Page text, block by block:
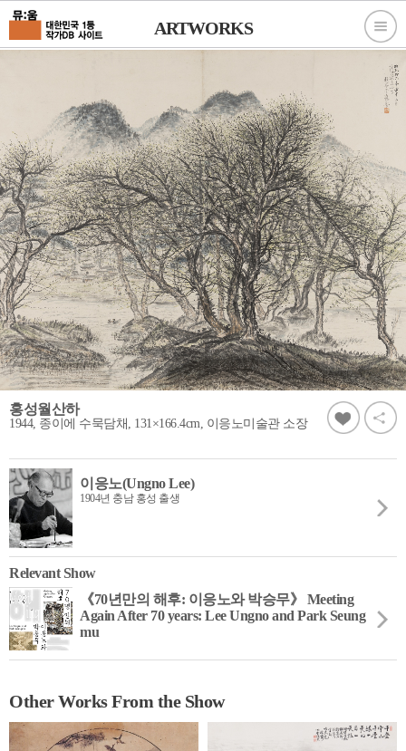
ARTWORKS
홍성월산하
1944, 종이에 수묵담채, 131×166.4cm, 이응노미술관 소장
이응노(Ungno Lee)
1904년 충남 홍성 출생
Relevant Show
《70년만의 해후: 이응노와 박승무》 Meeting
Again After 70 years: Lee Ungno and Park Seung
mu
Other Works From the Show